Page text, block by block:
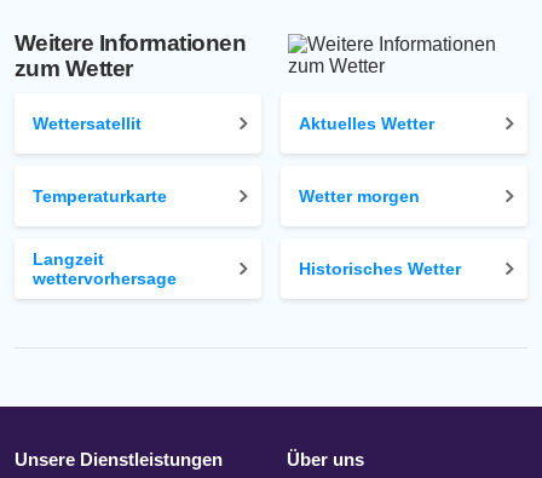
Weitere Informationen
zum Wetter
Wettersatellit
Temperaturkarte
Langzeit
wettervorhersage
Aktuelles Wetter
Wetter morgen
Historisches Wetter
Unsere Dienstleistungen Über uns